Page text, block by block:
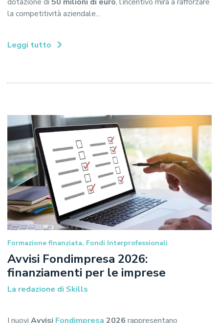
la competitività aziendale...
Leggi tutto
Formazione finanziata, Fondi Interprofessionali
Avvisi Fondimpresa 2026:
finanziamenti per le imprese
La redazione di Skills
I nuovi Avvisi Fondimpresa 2026 rappresentano